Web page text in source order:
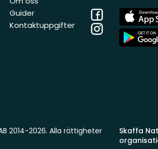
Guider
Kontaktuppgifter
Facebook
Instagram
App
Store
App
Store
Skaffa
2014-2026. Alla rättigheter